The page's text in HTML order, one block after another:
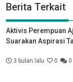
Berita Terkait
Aktivis Perempuan
Suarakan Aspirasi
3 bulan lalu 0 0